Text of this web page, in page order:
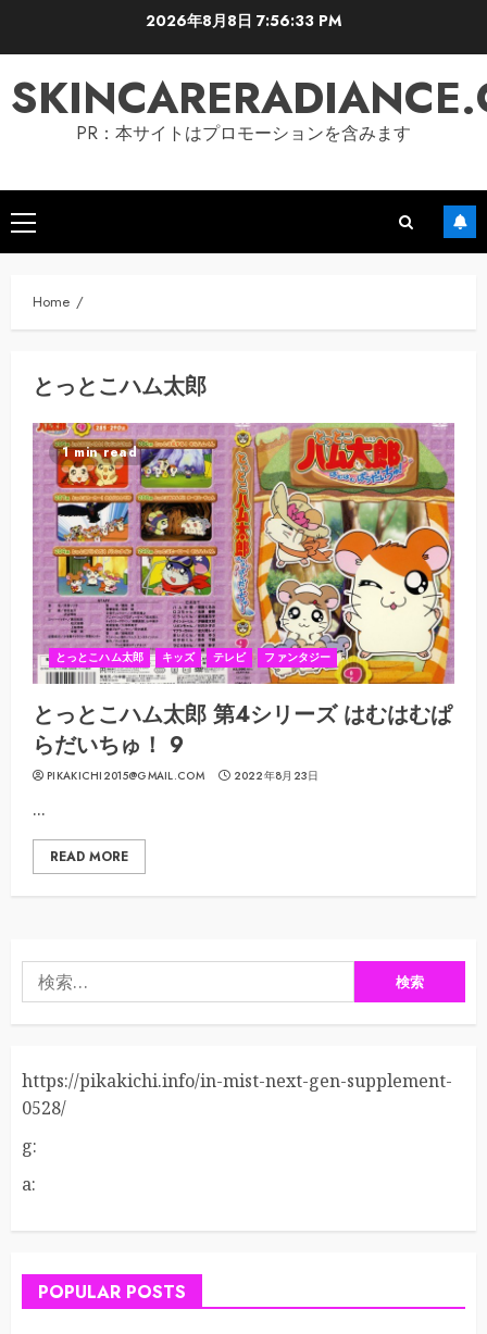
2026年8月8日 7:56:33 PM
PR：本サイトはプロモーションを含みます
Primary
Menu
Home
とっとこハム太郎
1 min read
とっとこハム太郎 キッズ テレビ ファンタジー
とっとこハム太郎 第4シリーズ はむはむぱ
らだいちゅ！ 9
PIKAKICHI2015@GMAIL.COM 2022年8月23日
...
READ MORE
索:
https://pikakichi.info/in-mist-next-gen-supplement-
0528/
g:
a:
POPULAR POSTS